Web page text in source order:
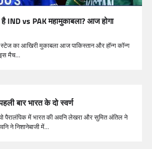
IND vs PAK महामुकाबला? आज होगा
का आखिरी मुकाबला आज पाकिस्तान और हॉन्ग कॉन्ग
मैच…
बार भारत के दो स्वर्ण
पैरालंपिक में भारत की अवनि लेखरा और सुमित अंतिल ने
ने निशानेबाजी में…